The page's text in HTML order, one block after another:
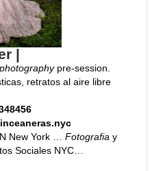
|
photographypre-session.
retratos al aire libre
New York …Fotografia y
Sociales NYC…